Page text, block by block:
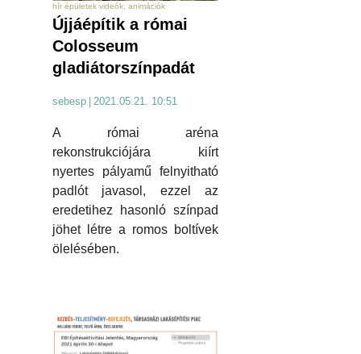
hír épületek videók, animációk
Újjáépítik a római
Colosseum
gladiátorszínpadát
sebesp | 2021.05.21. 10:51
A római aréna
rekonstrukciójára kiírt
nyertes pályamű felnyitható
padlót javasol, ezzel az
eredetihez hasonló színpad
jöhet létre a romos boltívek
ölelésében.